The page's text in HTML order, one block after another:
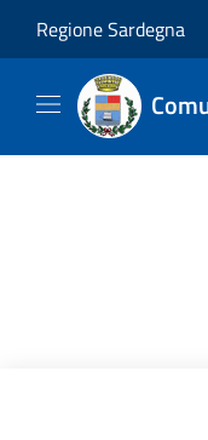
Regione Sardegna